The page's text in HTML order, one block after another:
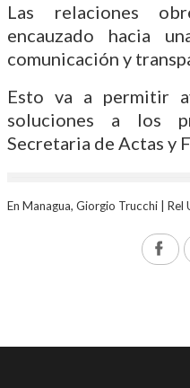
Las relaciones
encauzado hacia
comunicación y
Esto va a permitir
soluciones a los
Secretaria de Actas y
En Managua, Giorgio Trucchi | Rel